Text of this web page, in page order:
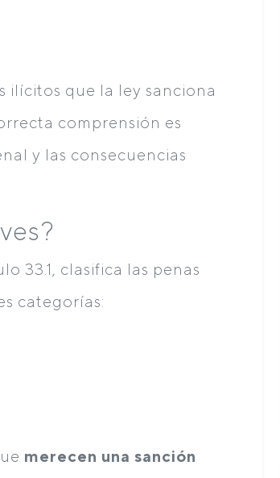
ilícitos que la ley sanciona
comprensión es
y las consecuencias
33.1, clasifica las penas
categorías:
merecen una sanción